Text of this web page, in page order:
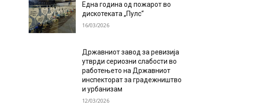
Една година од пожарот во
дискотеката „Пулс“
16/03/2026
Државниот завод за ревизија
утврди сериозни слабости во
работењето на Државниот
инспекторат за градежништво
и урбанизам
12/03/2026